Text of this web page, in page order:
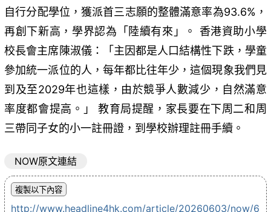
自行分配學位，獲派首三志願的整體滿意率為93.6%，
再創下新高，學界認為「陸續有來」。 香港資助小學
校長會主席陳淑儀：「主因都是人口結構性下跌，學童
參加統一派位的人，每年都比往年少，這個現象我們見
到及至2029年也這樣，由於競爭人數減少，自然滿意
率度都會提高。」 教育局提醒，家長要在下周二和周
三帶同子女的小一註冊證，到學校辦理註冊手續。
NOW原文連結
http://www.headline4hk.com/article/20260603/now/6